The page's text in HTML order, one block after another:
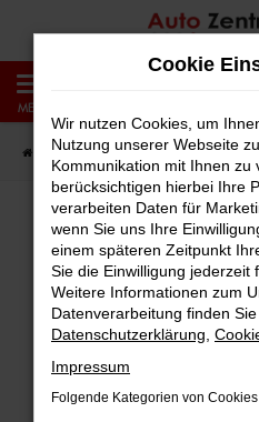
Zum
springen
MENÜ
Startseite Fahrzeugangebote
Fehler: Network
Beim Laden ist ein
Hier sind ein paar Tipps,
Überprüfe deine
Internetverbindung.
Cookie
Wir nutzen Cookies, um
Nutzung unserer Webseite
Kommunikation mit Ihnen zu
berücksichtigen hierbei Ihre
verarbeiten Daten für
wenn Sie uns Ihre
einem späteren Zeitpunkt
Sie die Einwilligung jederzeit
Weitere Informationen zum
Datenverarbeitung finden
Datenschutzerklärung
Impressum
Folgende Kategorien von